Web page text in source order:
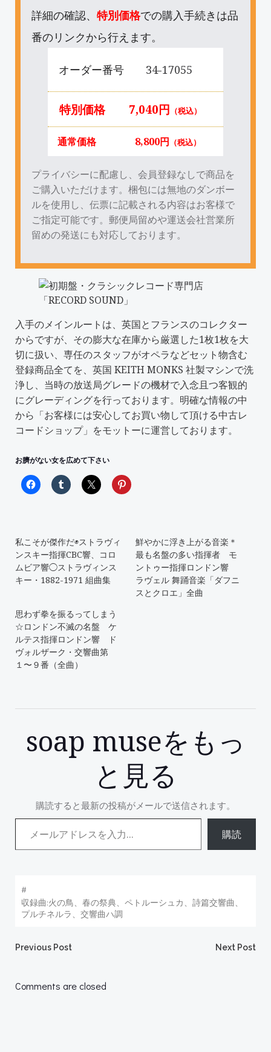
詳細の確認、 特別価格での購入手続きは品
番のリンクから行えます。
オーダー番号 34-17055
特別価格 7,040円 （税込）
通常価格 8,800円 （税込）
プライバシーに配慮し、会員登録なしで商品を
ご購入いただけます。梱包には無地のダンボー
ルを使用し、伝票に記載される内容はお客様で
ご指定可能です。郵便局留めや運送会社営業所
留めの発送にも対応しております。
入手のメインルートは、英国とフランスのコレクター
からですが、その膨大な在庫から厳選した1枚1枚を大
切に扱い、専任のスタッフがオペラなどセット物含む
登録商品全てを、英国 KEITH MONKS 社製マシンで洗
浄し、当時の放送局グレードの機材で入念且つ客観的
にグレーディングを行っております。明確な情報の中
から「お客様には安心してお買い物して頂ける中古レ
コードショップ」をモットーに運営しております。
お臍がない女を広めて下さい
私こそが傑作だ◉ストラヴィ
ンスキー指揮CBC響、コロ
ムビア響◯ストラヴィンス
キー・1882-1971 組曲集
鮮やかに浮き上がる音楽＊
最も名盤の多い指揮者 モ
ントゥー指揮ロンドン響
ラヴェル 舞踊音楽「ダフニ
スとクロエ」全曲
思わず拳を振るってしまう
☆ロンドン不滅の名盤 ケ
ルテス指揮ロンドン響 ド
ヴォルザーク・交響曲第
１〜９番（全曲）
soap museをもっ
と見る
購読すると最新の投稿がメールで送信されます。
メールアドレスを入力...
購読
#
収録曲:火の鳥、春の祭典、ペトルーシュカ、詩篇交響曲、
プルチネルラ、交響曲ハ調
Post
navigation
Previous Post Next Post
Comments are closed